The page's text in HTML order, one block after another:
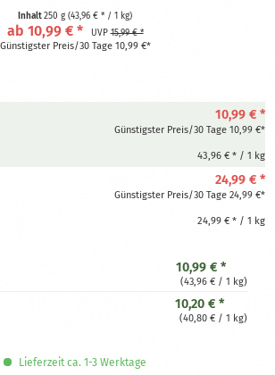
fein vermahlen und gut löslich
fruchtig-säuerlicher Geschmack
Inhalt250 g(43,96 € * / 1 kg)
ab 10,99 € * UVP15,99 € *
Günstigster Preis/30 Tage 10,99 €*
10,99 € *
Günstigster Preis/30 Tage 10,99 €*
43,96 € * / 1 kg
24,99 € *
Günstigster Preis/30 Tage 24,99 €*
24,99 € * / 1 kg
10,99 € *
(43,96 € / 1 kg)
10,20 € *
(40,80 € / 1 kg)
Lieferzeit ca. 1-3 Werktage